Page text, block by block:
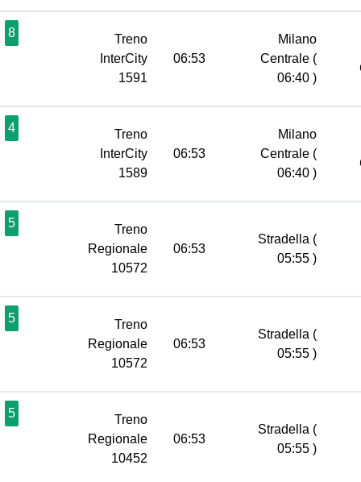
8
Treno
InterCity
1591
06:53
Milano
Centrale (
06:40 )
4
Treno
InterCity
1589
06:53
Milano
Centrale (
06:40 )
5
Treno
Regionale
10572
06:53
Stradella (
05:55 )
5
Treno
Regionale
10572
06:53
Stradella (
05:55 )
5
Treno
Regionale
10452
06:53
Stradella (
05:55 )